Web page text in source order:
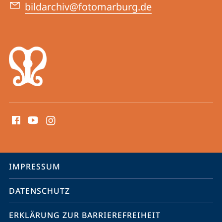
Marburg
bildarchiv@fotomarburg.de
Media
Service-
Navigation
IMPRESSUM
DATENSCHUTZ
ERKLÄRUNG ZUR BARRIEREFREIHEIT